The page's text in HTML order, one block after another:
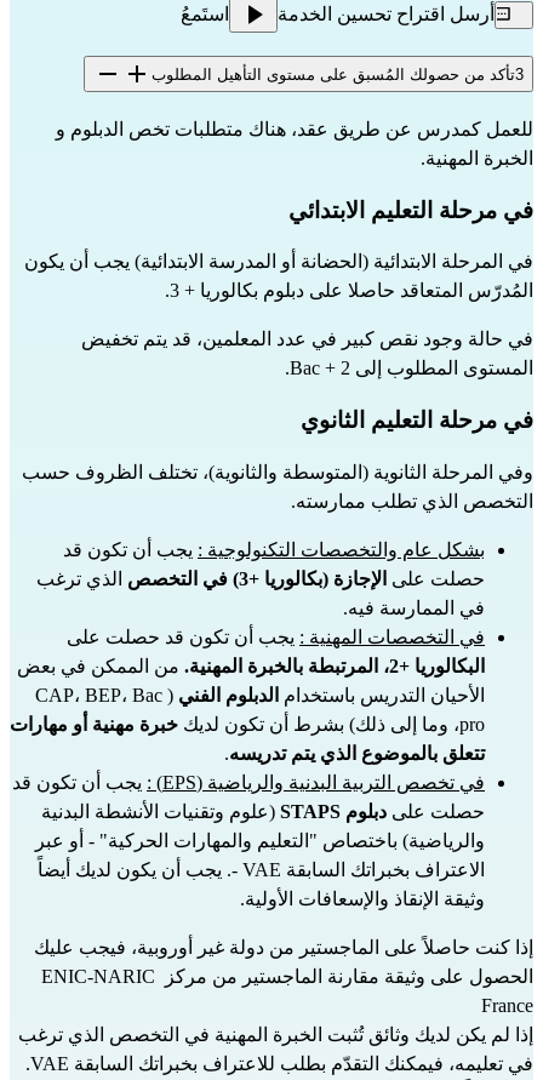
أرسل اقتراح تحسين الخدمة استَمعُ
3تأكد من حصولك المُسبق على مستوى التأهيل المطلوب
الخبرة المهنية.
في مرحلة التعليم الابتدائي
المُدرّس المتعاقد حاصلا على دبلوم بكالوريا + 3.
المستوى المطلوب إلى Bac + 2.
في مرحلة التعليم الثانوي
التخصص الذي تطلب ممارسته.
بشكل عام والتخصصات التكنولوجية :
حصلت على الإجازة (بكالوريا +3) في التخصص
في الممارسة فيه.
في التخصصات المهنية : يجب أن تكون قد حصلت على
البكالوريا +2، المرتبطة بالخبرة المهنية.
الأحيان التدريس باستخدام الدبلوم الفني
(CAP، BEP، Bac
pro، وما إلى ذلك) بشرط أن تكون لديك
تتعلق بالموضوع الذي يتم تدريسه.
في تخصص التربية البدنية والرياضية (EPS) :
حصلت على دبلوم STAPS
وثيقة الإنقاذ والإسعافات الأولية.
إذا كنت حاصلاً على الماجستير من دولة غير أوروبية، فيجب عليك
الحصول على وثيقة مقارنة الماجستير من مركز ENIC-NARIC
France
في تعليمه، فيمكنك التقدّم بطلب للاعتراف بخبراتك السابقة VAE.